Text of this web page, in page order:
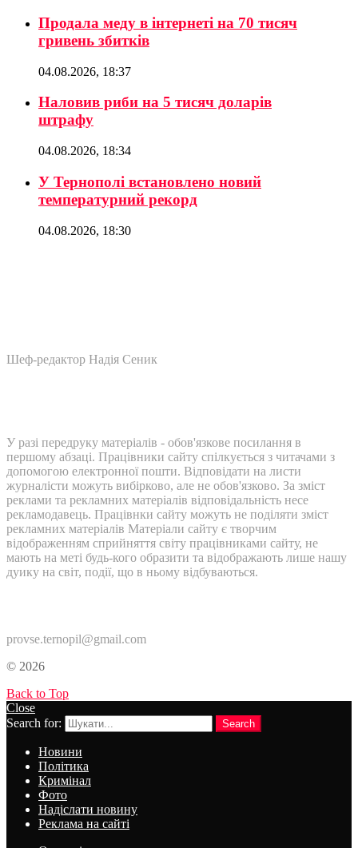
Продала меду в інтернеті на 70 тисяч
гривень збитків
04.08.2026, 18:37
Наловив риби на 5 тисяч доларів
штрафу
04.08.2026, 18:34
У Тернополі встановлено новий
температурний рекорд
04.08.2026, 18:30
Шеф-редактор Надія Сеник
У разі передруку матеріалів - обов'язкове посилання в
першому абзаці. Працівники сайту спілкується з читачами з
допомогою електронної пошти. Відповідати на листи
журналісти можуть вибірково, але не обов'язково. За зміст
реклами та рекламних матеріалів відповідальність несе
рекламодавець. Працівнки сайту можуть не поділяти зміст
рекламних матеріалів Матеріали сайту є творчим
відображенням сприйняття світу працівниками сайту, не
мають на меті будь-кого образити та відображають лише нашу
дуику на світ, події, що в ньому відбуваються.
provse.ternopil@gmail.com
© 2026
Back to Top
Close
Search for:
Search
Новини
Політика
Кримінал
Фото
Надіслати новину
Реклама на сайті